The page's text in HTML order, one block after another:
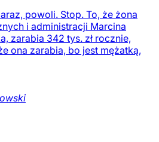
powoli. Stop. To, że żona
i administracji Marcina
zarabia 342 tys. zł rocznie,
ona zarabia, bo jest mężatką,